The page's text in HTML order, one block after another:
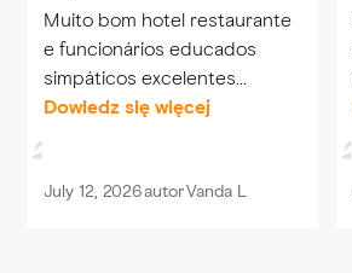
Muito bom hotel restaurante
e funcionários educados
simpáticos excelentes
profissionais Particularmente
Dowiedz się więcej
July 12, 2026autorVanda L